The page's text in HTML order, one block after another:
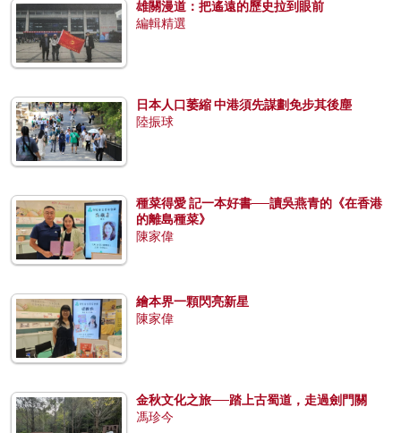
雄關漫道：把遙遠的歷史拉到眼前
編輯精選
日本人口萎縮 中港須先謀劃免步其後塵
陸振球
種菜得愛 記一本好書──讀吳燕青的《在香港
的離島種菜》
陳家偉
繪本界一顆閃亮新星
陳家偉
金秋文化之旅──踏上古蜀道，走過劍門關
馮珍今